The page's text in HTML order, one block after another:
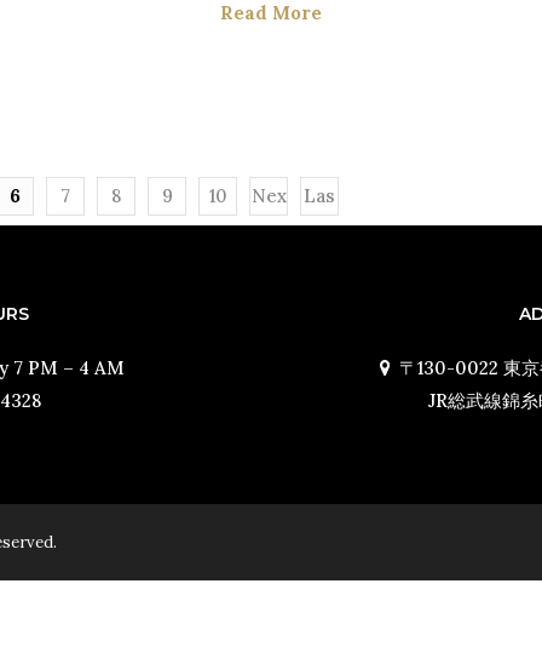
Read More
6 7 8 9 10
Nex
t ›
Las
t »
7 PM – 4 AM
〒130-0022 東
JR総武線錦